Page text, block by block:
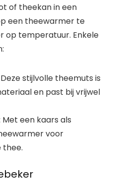
of theekan in een
een theewarmer te
op temperatuur. Enkele
stijlvolle theemuts is
en past bij vrijwel
Met een kaars als
voor
thee.